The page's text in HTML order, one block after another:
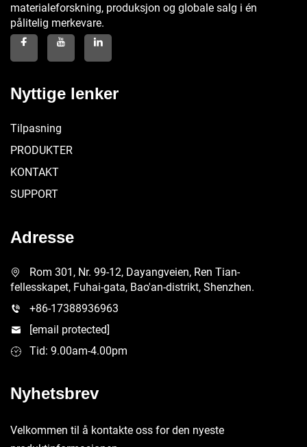
materialeforskning, produksjon og globale salg i én
pålitelig merkevare.
Nyttige lenker
Tilpasning
PRODUKTER
KONTAKT
SUPPORT
Adresse
Rom 301, Nr. 99-12, Dayangveien, Ren Tian-
fellesskapet, Fuhai-gata, Bao'an-distrikt, Shenzhen.
+86-17388936963
[email protected]
Tid: 9.00am-4.00pm
Nyhetsbrev
Velkommen til å kontakte oss for den nyeste